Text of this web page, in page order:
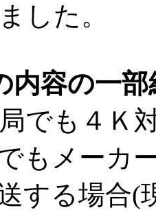
した。
内容の一部
でも４Ｋ
もメーカ
する場合